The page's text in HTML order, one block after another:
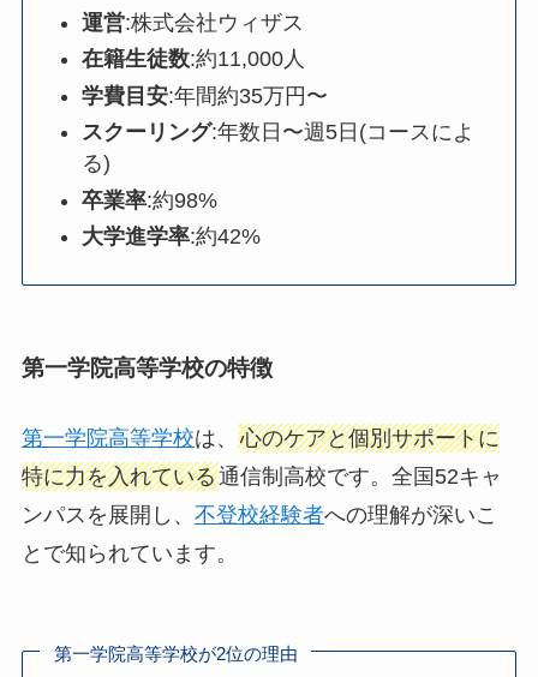
運営:株式会社ウィザス
在籍生徒数:約11,000人
学費目安:年間約35万円〜
スクーリング:年数日〜週5日(コースによ
る)
卒業率:約98%
大学進学率:約42%
第一学院高等学校の特徴
第一学院高等学校は、 心のケアと個別サポートに
特に力を入れている通信制高校です。全国52キャ
ンパスを展開し、 不登校経験者への理解が深いこ
とで知られています。
第一学院高等学校が2位の理由